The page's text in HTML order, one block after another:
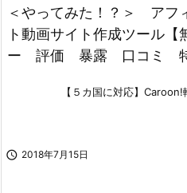
＜やってみた！？＞ アフ
ト動画サイト作成ツール【
ー 評価 暴露 口コミ 特
【５カ国に対応】
 2018年7月15日